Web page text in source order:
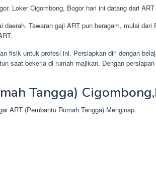
Loker Cigombong, Bogor hari ini datang dari
Tawaran gaji ART pun beragam, mulai
fisik untuk profesi ini. Persiapkan diri dengan
saat bekerja di rumah majikan. Dengan
Tangga)
ART (Pembantu Rumah Tangga) Menginap.